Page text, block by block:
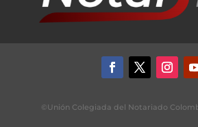
©Unión Colegiada del Notariado